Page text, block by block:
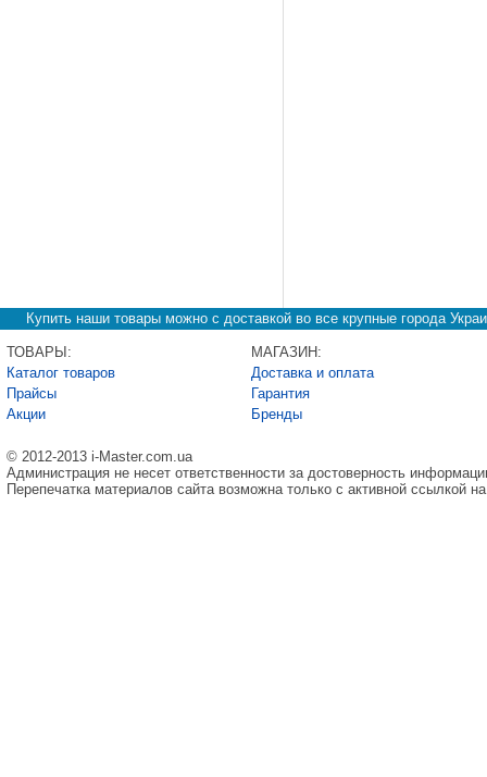
Купить наши товары можно с доставкой во все крупные города
ТОВАРЫ:
Каталог товаров
Прайсы
Акции
МАГАЗИН:
Доставка и оплата
Гарантия
Бренды
© 2012-2013 i-Master.com.ua
Администрация не несет ответственности за достоверность
Перепечатка материалов сайта возможна только с активной ссылкой